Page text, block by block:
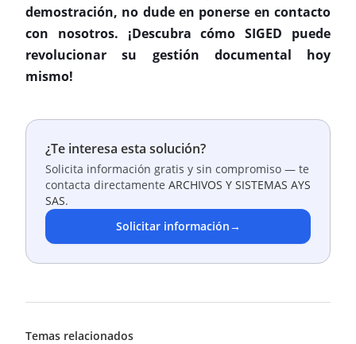
demostración, no dude en ponerse en contacto
con nosotros. ¡Descubra cómo SIGED puede
revolucionar su gestión documental hoy
mismo!
¿Te interesa esta solución?
Solicita información gratis y sin compromiso — te
contacta directamente ARCHIVOS Y SISTEMAS AYS
SAS.
Solicitar información→
Temas relacionados